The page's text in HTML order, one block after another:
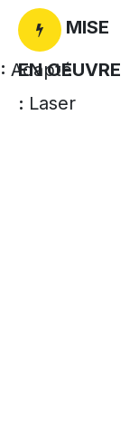
:Adapté
MISE
EN OEUVRE
: Laser